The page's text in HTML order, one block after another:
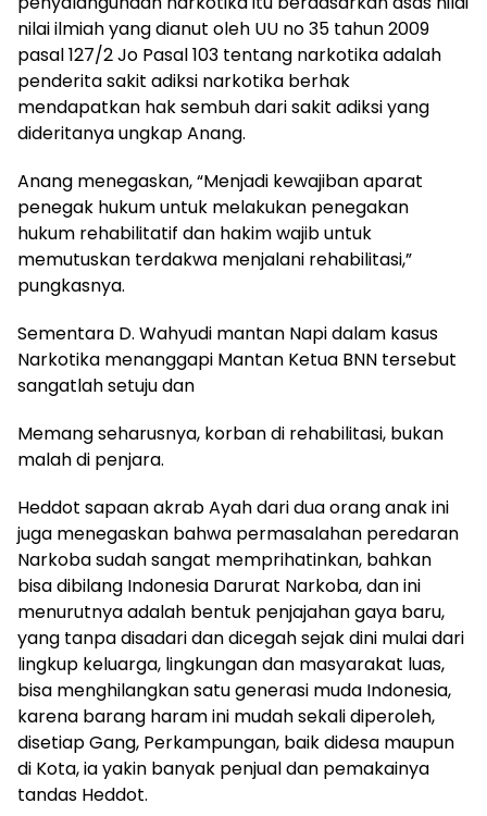
nilai ilmiah yang dianut oleh UU no 35 tahun 2009
pasal 127/2 Jo Pasal 103 tentang narkotika adalah
penderita sakit adiksi narkotika berhak
mendapatkan hak sembuh dari sakit adiksi yang
dideritanya ungkap Anang.
Anang menegaskan, “Menjadi kewajiban aparat
penegak hukum untuk melakukan penegakan
hukum rehabilitatif dan hakim wajib untuk
memutuskan terdakwa menjalani rehabilitasi,”
pungkasnya.
Sementara D. Wahyudi mantan Napi dalam kasus
Narkotika menanggapi Mantan Ketua BNN tersebut
sangatlah setuju dan
Memang seharusnya, korban di rehabilitasi, bukan
malah di penjara.
Heddot sapaan akrab Ayah dari dua orang anak ini
juga menegaskan bahwa permasalahan peredaran
Narkoba sudah sangat memprihatinkan, bahkan
bisa dibilang Indonesia Darurat Narkoba, dan ini
menurutnya adalah bentuk penjajahan gaya baru,
yang tanpa disadari dan dicegah sejak dini mulai dari
lingkup keluarga, lingkungan dan masyarakat luas,
bisa menghilangkan satu generasi muda Indonesia,
karena barang haram ini mudah sekali diperoleh,
disetiap Gang, Perkampungan, baik didesa maupun
di Kota, ia yakin banyak penjual dan pemakainya
tandas Heddot.